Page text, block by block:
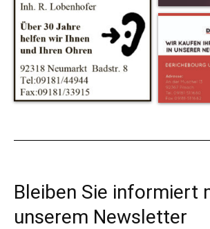
Bleiben Sie informiert
unserem Newsletter